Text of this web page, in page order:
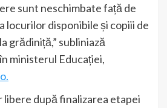
sunt neschimbate față de
locurilor disponibile și copiii de
grădiniță,” subliniază
ministerul Educației,
după finalizarea etapei